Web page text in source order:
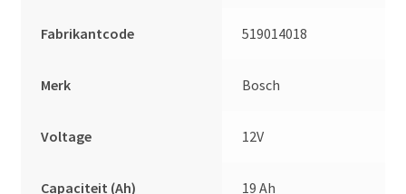
Fabrikantcode 519014018
Merk Bosch
Voltage 12V
Capaciteit (Ah) 19 Ah